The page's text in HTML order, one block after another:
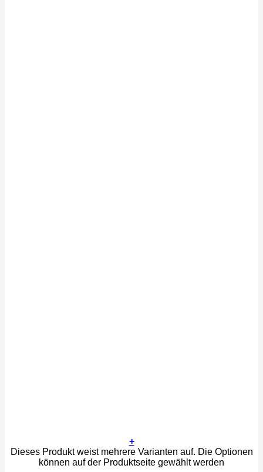
+
Dieses Produkt weist mehrere Varianten auf. Die Optionen
können auf der Produktseite gewählt werden